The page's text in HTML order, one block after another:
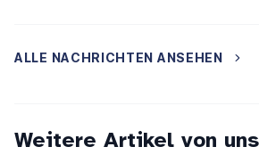
ALLE NACHRICHTEN ANSEHEN
Weitere Artikel von uns